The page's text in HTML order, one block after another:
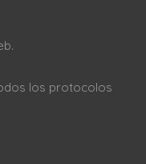
los protocolos